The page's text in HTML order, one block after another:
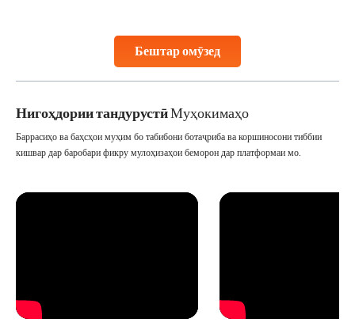
Бештар омӯзед
Studies, such as one published
Нигоҳдории тандурустӣМуҳокимаҳо
Баррасиҳо ва баҳсҳои муҳим бо табибони ботаҷриба ва коршиносони тиббии
кишвар дар баробари фикру мулоҳизаҳои беморон дар платформаи мо.